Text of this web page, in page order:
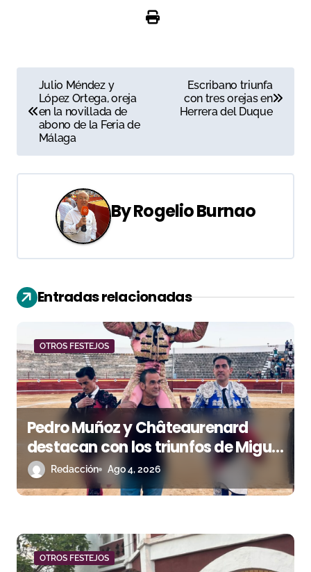
a
e
c
i
ó
n
d
e
e
n
a
d
Julio Méndez y
López Ortega, oreja
en la novillada de
abono de la Feria de
Málaga
Escribano triunfa
con tres orejas en
Herrera del Duque
ByRogelio Burnao
Entradas relacionadas
OTROS FESTEJOS
Pedro Muñoz y Châteaurenard
destacan con los triunfos de Miguel
Andrades e Ismael Martín
Redacción Ago 4, 2026
OTROS FESTEJOS